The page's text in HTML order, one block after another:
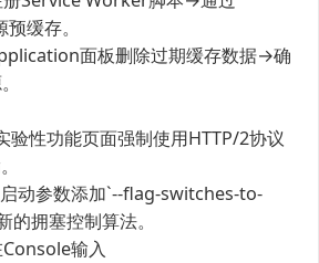
缓存。
面板删除过期缓存数据→确
验性功能页面强制使用HTTP/2协议
动参数添加`--flag-switches-to-
拥塞控制算法。
输入